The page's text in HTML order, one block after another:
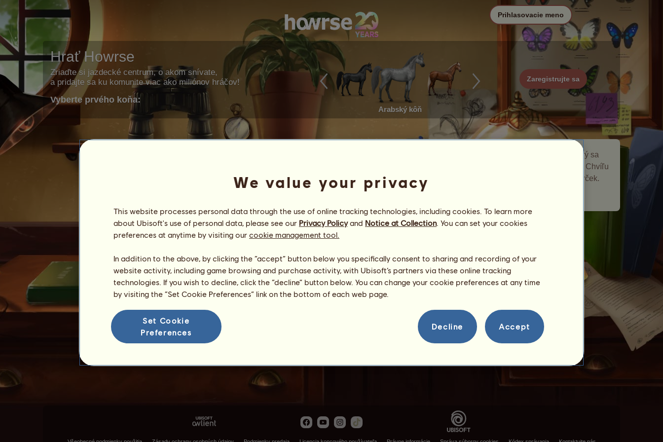
Hrať Howrse
Zriaďte si jazdecké centrum, o akom snívate,
a pridajte sa ku komunite viac ako miliónov hráčov!
Vyberte prvého koňa:
Arabský kôň
Zaregistrujte sa
Prihlasovacie meno
Mlynárik žeruchový
Mlynárik žeruchový je putovný kôň, ktorý sa
udalosti Putovné kone. Chvíľu
zostal vo vašom žrebčíne a dal vám darček.
We value your privacy
This website processes personal data through the use of online tracking technologies, including cookies. To learn more
about Ubisoft's use of personal data, please see our Privacy Policyand Notice at Collection. You can set your cookies
preferences at anytime by visiting our cookie management tool.
In addition to the above, by clicking the “accept” button below you specifically consent to sharing and recording of your
website activity, including game browsing and purchase activity, with Ubisoft’s partners via these online tracking
technologies. If you wish to decline, click the “decline” button below. You can change your cookie preferences at any time
by visiting the “Set Cookie Preferences” link on the bottom of each web page.
Set Cookie
Preferences
Decline Accept